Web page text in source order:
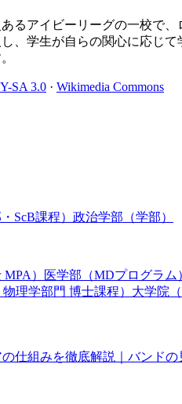
るアイビーリーグの一校で
、学生が自らの関心に応じ
SA 3.0 · Wikimedia Commons
ScB課程） 政治学部（学部）
） 医学部（MDプログラム
理学部門 博士課程） 大学院
仕組みを徹底解説｜バンド